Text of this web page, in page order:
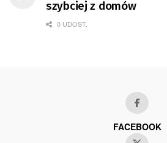
szybciej z domów
0 UDOST.
FACEBOOK